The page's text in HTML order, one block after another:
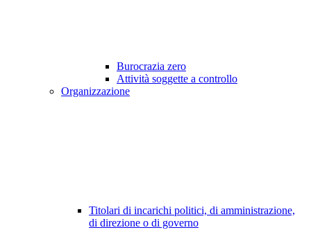
Burocrazia zero
Attività soggette a controllo
Organizzazione
Titolari di incarichi politici, di amministrazione,
di direzione o di governo